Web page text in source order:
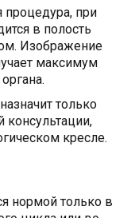
процедура, при
в полость
Изображение
максимум
только
консультации,
кресле.
нормой только в